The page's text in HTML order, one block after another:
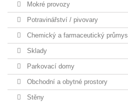
Mokré provozy
Potravinářství / pivovary
Chemický a farmaceutický průmysl
Sklady
Parkovací domy
Obchodní a obytné prostory
Stěny